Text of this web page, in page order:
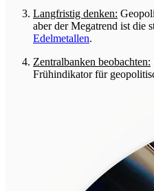
Langfristig denken:
aber der Megatrend ist die
Edelmetallen.
Zentralbanken beobachten:
Frühindikator für